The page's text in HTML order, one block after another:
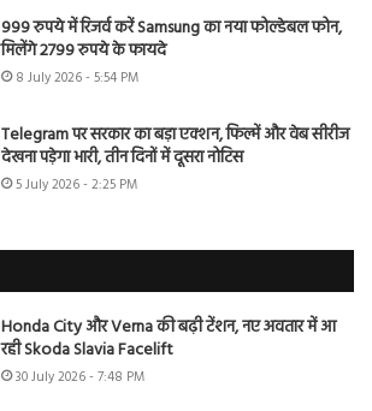
999 रुपये में रिजर्व करें Samsung का नया फोल्डेबल फोन,
मिलेंगे 2799 रुपये के फायदे
8 July 2026 - 5:54 PM
Telegram पर सरकार का बड़ा एक्शन, फिल्में और वेब सीरीज
देखना पड़ेगा भारी, तीन दिनों में दूसरा नोटिस
5 July 2026 - 2:25 PM
Honda City और Verna की बढ़ी टेंशन, नए अवतार में आ
रही Skoda Slavia Facelift
30 July 2026 - 7:48 PM